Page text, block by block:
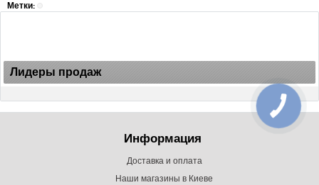
Метки:
Лидеры продаж
Информация
Доставка и оплата
Наши магазины в Киеве